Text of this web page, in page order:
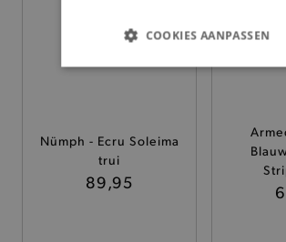
Nümph - Ecru Soleima
trui
89,95
COOKIES AANPASSEN
BASIS COOKIES